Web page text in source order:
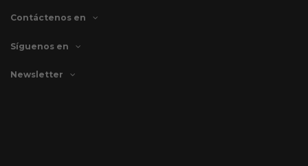
Contáctenos en
Síguenos en
Newsletter